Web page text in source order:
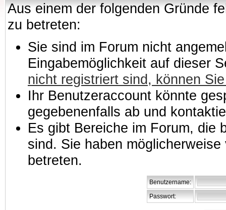
Aus einem der folgenden Gründe
zu betreten:
Sie sind im Forum nicht
Eingabemöglichkeit auf dieser
nicht registriert sind, können
Ihr Benutzeraccount könnte
gegebenenfalls ab und
Es gibt Bereiche im Forum, die
sind. Sie haben
betreten.
Benutzername:
Passwort: